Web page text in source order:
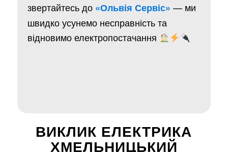
звертайтесь до «Ольвія Сервіс» — ми
швидко усунемо несправність та
відновимо електропостачання
ВИКЛИК ЕЛЕКТРИКА
ХМЕЛЬНИЦЬКИЙ